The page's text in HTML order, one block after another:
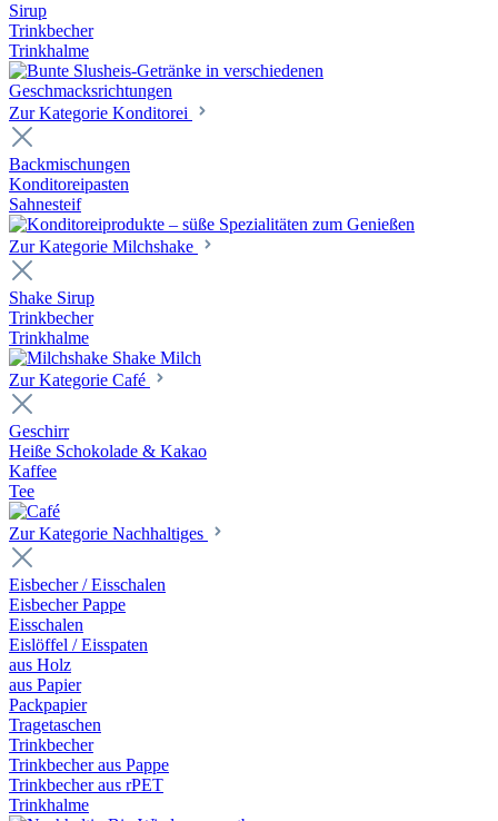
Sirup
Trinkbecher
Trinkhalme
Zur Kategorie Konditorei
Backmischungen
Konditoreipasten
Sahnesteif
Zur Kategorie Milchshake
Shake Sirup
Trinkbecher
Trinkhalme
Zur Kategorie Café
Geschirr
Heiße Schokolade & Kakao
Kaffee
Tee
Zur Kategorie Nachhaltiges
Eisbecher / Eisschalen
Eisbecher Pappe
Eisschalen
Eislöffel / Eisspaten
aus Holz
aus Papier
Packpapier
Tragetaschen
Trinkbecher
Trinkbecher aus Pappe
Trinkbecher aus rPET
Trinkhalme